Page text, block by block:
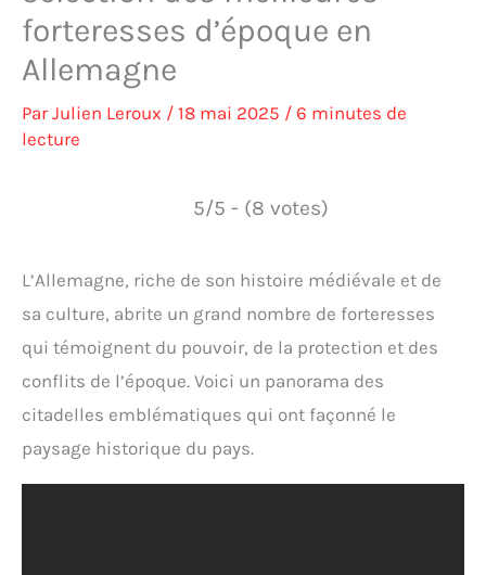
forteresses d’époque en
Allemagne
ParJulien Leroux / 18 mai 2025 / 6 minutes de
lecture
5/5 - (8 votes)
L’Allemagne, riche de son histoire médiévale et de
sa culture, abrite un grand nombre de forteresses
qui témoignent du pouvoir, de la protection et des
conflits de l’époque. Voici un panorama des
citadelles emblématiques qui ont façonné le
paysage historique du pays.